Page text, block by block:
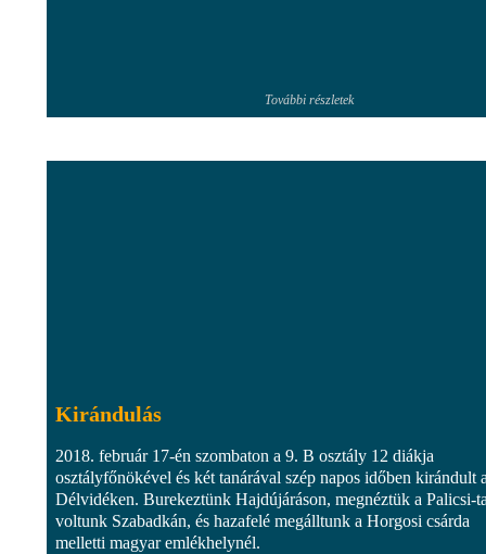
További részletek
Kirándulás
2018. február 17-én szombaton a 9. B osztály 12 diákja
osztályfőnökével és két tanárával szép napos időben kirándult
Délvidéken. Burekeztünk Hajdújáráson, megnéztük a Palicsi-
voltunk Szabadkán, és hazafelé megálltunk a Horgosi csárda
melletti magyar emlékhelynél.